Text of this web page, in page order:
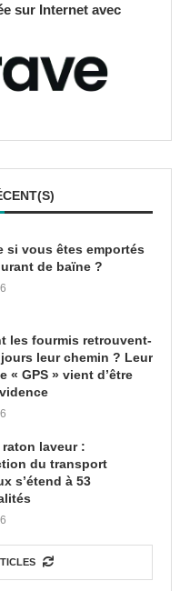
sur Internet avec
si vous êtes emportés
de baïne ?
les fourmis retrouvent-
leur chemin ? Leur
« GPS » vient d’être
raton laveur :
du transport
s’étend à 53